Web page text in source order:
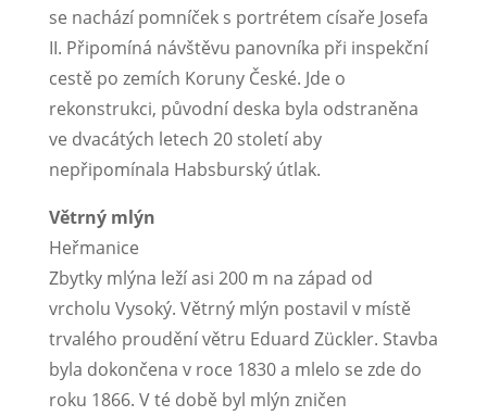
se nachází pomníček s portrétem císaře Josefa
II. Připomíná návštěvu panovníka při inspekční
cestě po zemích Koruny České. Jde o
rekonstrukci, původní deska byla odstraněna
ve dvacátých letech 20 století aby
nepřipomínala Habsburský útlak.
Větrný mlýn
Heřmanice
Zbytky mlýna leží asi 200 m na západ od
vrcholu Vysoký. Větrný mlýn postavil v místě
trvalého proudění větru Eduard Zückler. Stavba
byla dokončena v roce 1830 a mlelo se zde do
roku 1866. V té době byl mlýn zničen